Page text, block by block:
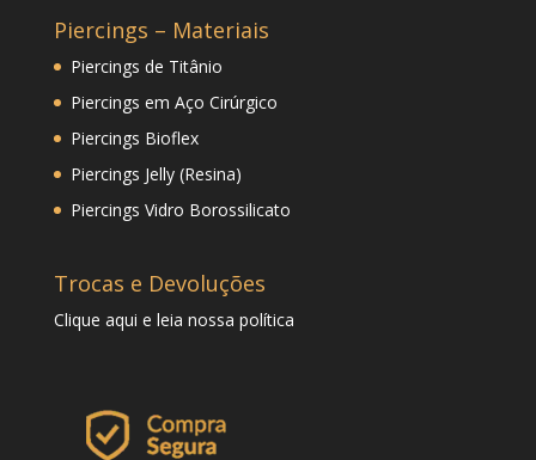
Piercings – Materiais
Piercings de Titânio
Piercings em Aço Cirúrgico
Piercings Bioflex
Piercings Jelly (Resina)
Piercings Vidro Borossilicato
Trocas e Devoluções
Clique aqui e leia nossa política